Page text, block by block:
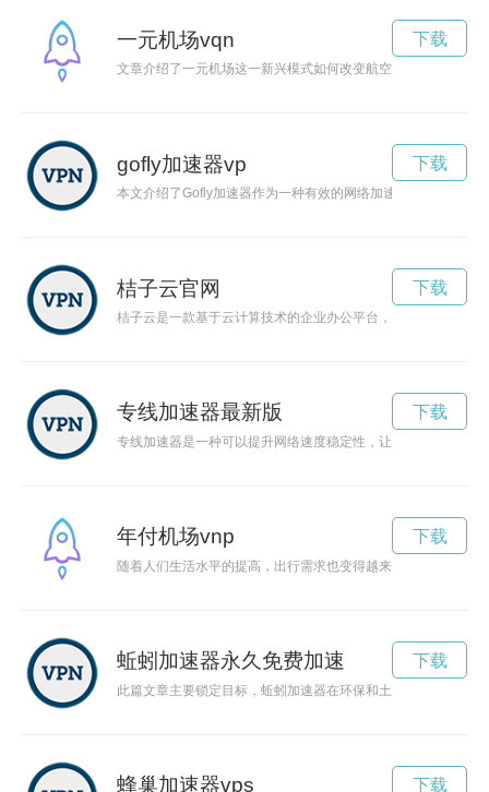
一元机场vqn
文章介绍了一元机场这一新兴模式如何改变航空市场，提供了
下载
gofly加速器vp
本文介绍了Gofly加速器作为一种有效的网络加速工具，能够提
下载
桔子云官网
桔子云是一款基于云计算技术的企业办公平台，通过提供高效
下载
专线加速器最新版
专线加速器是一种可以提升网络速度稳定性，让用户畅快体验
下载
年付机场vnp
随着人们生活水平的提高，出行需求也变得越来越频繁。为了
下载
蚯蚓加速器永久免费加速
此篇文章主要锁定目标，蚯蚓加速器在环保和土壤改善领域的
下载
蜂巢加速器vps 下载